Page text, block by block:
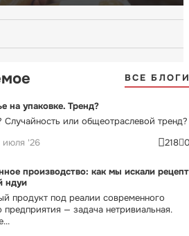
ВСЕ
на упаковке. Тренд?
или общеотраслевой тренд?
июля '26 218
производство: как мы искали рецепт
ндуи
продукт под реалии современного
— задача нетривиальная.